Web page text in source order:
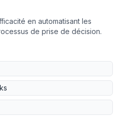
en automatisant les
de prise de décision.